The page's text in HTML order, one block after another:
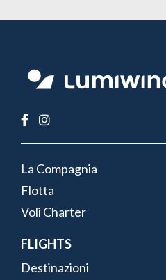
FOOTER
La Compagnia
Flotta
Voli Charter
FLIGHTS
Destinazioni